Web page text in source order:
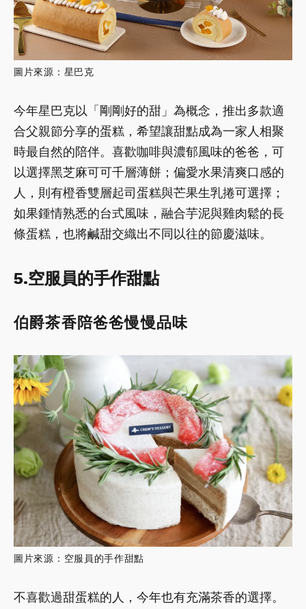
圖片來源：星巴克
今年星巴克以「剛剛好的甜」為概念，推出多款適
合父親節分享的蛋糕，希望讓甜點成為一家人相聚
時最自然的陪伴。喜歡咖啡與濃郁風味的爸爸，可
以選擇黑芝麻可可千層薄餅；偏愛水果清爽口感的
人，則有橙香雙層起司蛋糕與芒果生乳捲可選擇；
如果鍾情熟悉的台式風味，融合芋泥與雞肉鬆的長
條蛋糕，也將鹹甜交織出不同以往的節慶滋味。
5.空服員的手作甜點
伯爵茶香陪爸爸慢慢品味
圖片來源：空服員的手作甜點
不喜歡過甜蛋糕的人，今年也有充滿茶香的選擇。